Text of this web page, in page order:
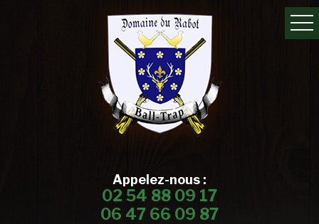
Appelez-nous :
02 54 88 09 17
06 47 66 09 87